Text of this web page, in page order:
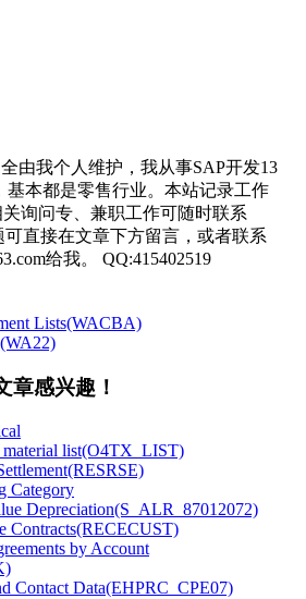
由我个人维护，我从事SAP开发13
基本都是零售行业。本站记录工作
询问专、兼职工作可随时联系
直接在文章下方留言，或者联系
给我。 QQ:415402519
Lists(WACBA)
章感兴趣！
list(O4TX_LIST)
Category
Depreciation(S_ALR_87012072)
Contracts(RECECUST)
by Account
Contact Data(EHPRC_CPE07)